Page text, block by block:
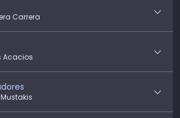
Carrera
Acacios